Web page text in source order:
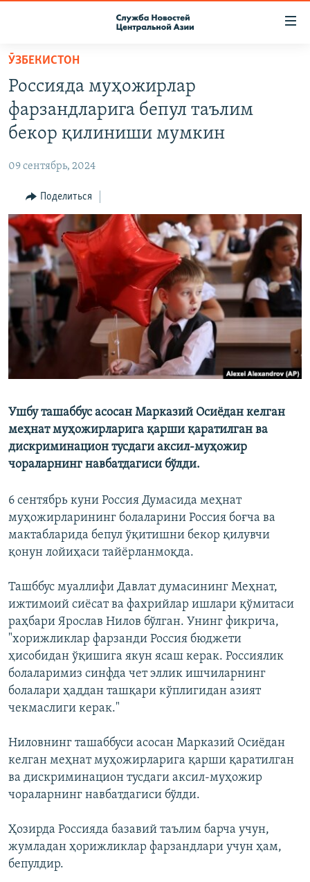
Вернуться
основному
содержанию
Вернутся
главной
навигации
Вернутся
поиску
ПОДПИСКА
КОНТАКТЫ
НАСТОЯЩЕЕ ВРЕМЯ
МИГРАНТ МЕДИА
ӮЗБЕКИСТОН
Россияда муҳожирлар
фарзандларига бепул таълим
бекор қилиниши мумкин
09 сентябрь, 2024
Поделиться
Ушбу ташаббус асосан Марказий Осиёдан келган
меҳнат муҳожирларига қарши қаратилган ва
дискриминацион тусдаги аксил-муҳожир
чораларнинг навбатдагиси бўлди.
6 сентябрь куни Россия Думасида меҳнат
муҳожирларининг болаларини Россия боғча ва
мактабларида бепул ўқитишни бекор қилувчи
қонун лойиҳаси тайёрланмоқда.
Ташббус муаллифи Давлат думасининг Меҳнат,
ижтимоий сиёсат ва фахрийлар ишлари қўмитаси
раҳбари Ярослав Нилов бўлган. Унинг фикрича,
"хорижликлар фарзанди Россия бюджети
ҳисобидан ўқишига якун ясаш керак. Россиялик
болаларимиз синфда чет эллик ишчиларнинг
болалари ҳаддан ташқари кўплигидан азият
чекмаслиги керак."
Ниловнинг ташаббуси асосан Марказий Осиёдан
келган меҳнат муҳожирларига қарши қаратилган
ва дискриминацион тусдаги аксил-муҳожир
чораларнинг навбатдагиси бўлди.
Ҳозирда Россияда базавий таълим барча учун,
жумладан ҳорижликлар фарзандлари учун ҳам,
бепулдир.